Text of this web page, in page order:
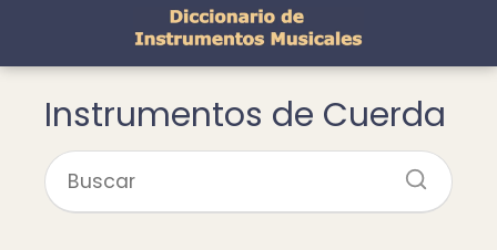
Instrumentos de Cuerda